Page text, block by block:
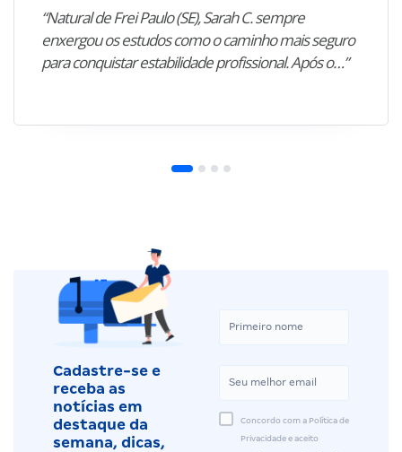
“Natural de Frei Paulo (SE), Sarah C. sempre
enxergou os estudos como o caminho mais seguro
para conquistar estabilidade profissional. Após o…”
Cadastre-se e
receba as
notícias em
destaque da
semana, dicas,
Concordo com a Política de
Privacidade e aceito